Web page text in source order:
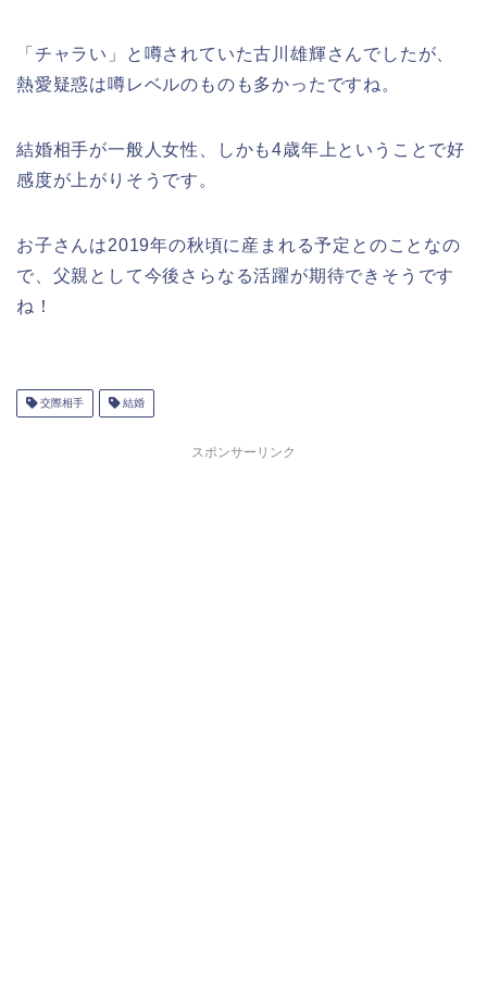
「チャラい」と噂されていた古川雄輝さんでしたが、
熱愛疑惑は噂レベルのものも多かったですね。
結婚相手が一般人女性、しかも4歳年上ということで好
感度が上がりそうです。
お子さんは2019年の秋頃に産まれる予定とのことなの
で、父親として今後さらなる活躍が期待できそうです
ね！
交際相手 結婚
スポンサーリンク